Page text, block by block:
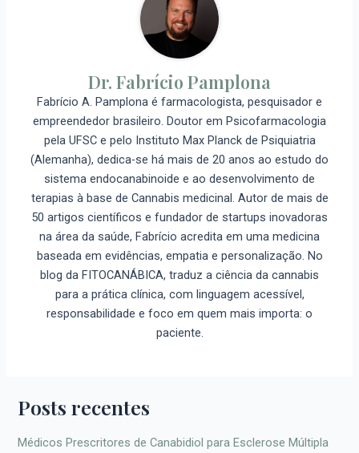
Dr. Fabrício Pamplona
Fabrício A. Pamplona é farmacologista, pesquisador e
empreendedor brasileiro. Doutor em Psicofarmacologia
pela UFSC e pelo Instituto Max Planck de Psiquiatria
(Alemanha), dedica-se há mais de 20 anos ao estudo do
sistema endocanabinoide e ao desenvolvimento de
terapias à base de Cannabis medicinal. Autor de mais de
50 artigos científicos e fundador de startups inovadoras
na área da saúde, Fabrício acredita em uma medicina
baseada em evidências, empatia e personalização. No
blog da FITOCANÁBICA, traduz a ciência da cannabis
para a prática clínica, com linguagem acessível,
responsabilidade e foco em quem mais importa: o
paciente.
Posts recentes
Médicos Prescritores de Canabidiol para Esclerose Múltipla